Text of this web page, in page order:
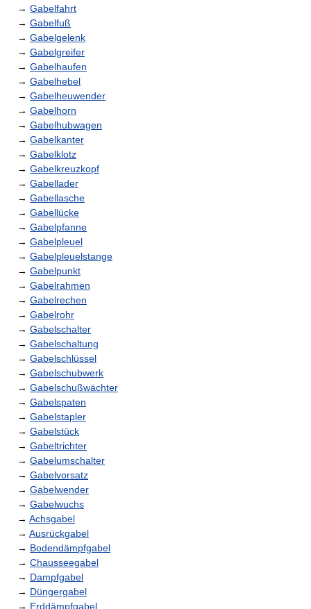
→ Gabelfahrt
→ Gabelfuß
→ Gabelgelenk
→ Gabelgreifer
→ Gabelhaufen
→ Gabelhebel
→ Gabelheuwender
→ Gabelhorn
→ Gabelhubwagen
→ Gabelkanter
→ Gabelklotz
→ Gabelkreuzkopf
→ Gabellader
→ Gabellasche
→ Gabellücke
→ Gabelpfanne
→ Gabelpleuel
→ Gabelpleuelstange
→ Gabelpunkt
→ Gabelrahmen
→ Gabelrechen
→ Gabelrohr
→ Gabelschalter
→ Gabelschaltung
→ Gabelschlüssel
→ Gabelschubwerk
→ Gabelschußwächter
→ Gabelspaten
→ Gabelstapler
→ Gabelstück
→ Gabeltrichter
→ Gabelumschalter
→ Gabelvorsatz
→ Gabelwender
→ Gabelwuchs
→ Achsgabel
→ Ausrückgabel
→ Bodendämpfgabel
→ Chausseegabel
→ Dampfgabel
→ Düngergabel
→ Erddämpfgabel